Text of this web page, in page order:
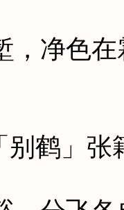
净色在
鹤」张